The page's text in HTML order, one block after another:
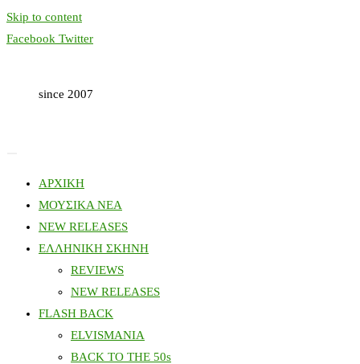
Skip to content
Facebook Twitter
since 2007
ΑΡΧΙΚΗ
ΜΟΥΣΙΚΑ ΝΕΑ
NEW RELEASES
ΕΛΛΗΝΙΚΗ ΣΚΗΝΗ
REVIEWS
NEW RELEASES
FLASH BACK
ELVISMANIA
BACK TO THE 50s